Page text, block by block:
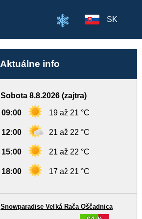
SK
Aktuálne info
Sobota 8.8.2026 (zajtra)
09:00 19 až 21 °C
12:00 21 až 22 °C
15:00 21 až 22 °C
18:00 17 až 21 °C
Snowparadise Veľká Rača Oščadnica